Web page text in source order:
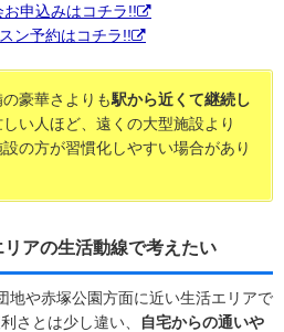
申込みはコチラ!!
ン予約はコチラ!!
豪華さよりも駅から近くて継続し
い人ほど、遠くの大型施設より
の方が習慣化しやすい場合があり
アの生活動線で考えたい
地や赤塚公園方面に近い生活エリアで
さとは少し違い、
自宅からの通いや